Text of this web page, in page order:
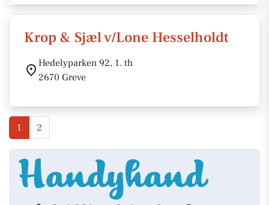
Krop & Sjæl v/Lone Hesselholdt
Hedelyparken 92, 1. th
2670 Greve
1 2